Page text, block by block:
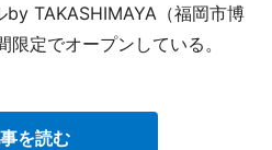
by TAKASHIMAYA（福岡市博
定でオープンしている。
を読む